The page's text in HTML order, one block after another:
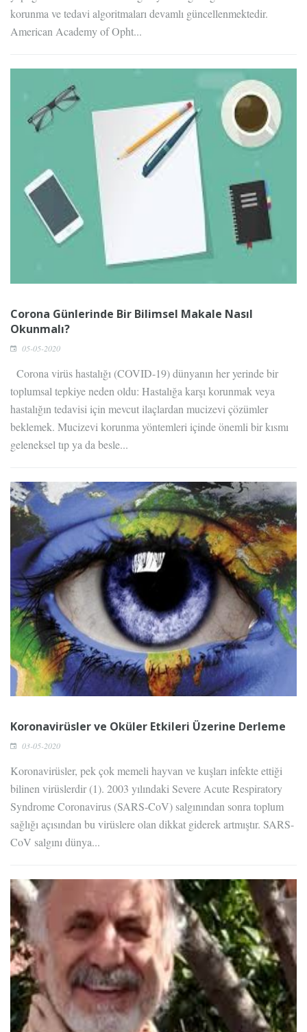
korunma ve tedavi algoritmaları devamlı güncellenmektedir.
American Academy of Opht...
Corona Günlerinde Bir Bilimsel Makale Nasıl
Okunmalı?
05-05-2020
Corona virüs hastalığı (COVID-19) dünyanın her yerinde bir
toplumsal tepkiye neden oldu: Hastalığa karşı korunmak veya
hastalığın tedavisi için mevcut ilaçlardan mucizevi çözümler
beklemek. Mucizevi korunma yöntemleri içinde önemli bir kısmı
geleneksel tıp ya da besle...
Koronavirüsler ve Oküler Etkileri Üzerine Derleme
03-05-2020
Koronavirüsler, pek çok memeli hayvan ve kuşları infekte ettiği
bilinen virüslerdir (1). 2003 yılındaki Severe Acute Respiratory
Syndrome Coronavirus (SARS-CoV) salgınından sonra toplum
sağlığı açısından bu virüslere olan dikkat giderek artmıştır. SARS-
CoV salgını dünya...